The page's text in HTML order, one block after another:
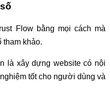
Flow bằng mọi cách mà
tham khảo.
là xây dựng website có nội
tốt cho người dùng và